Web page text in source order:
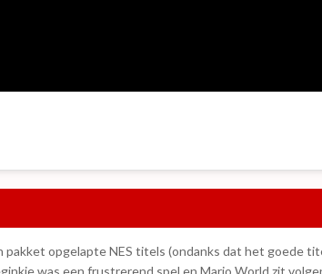
opgelapte NES titels (ondanks dat het goede
was een frustrerend spel en Mario World zit